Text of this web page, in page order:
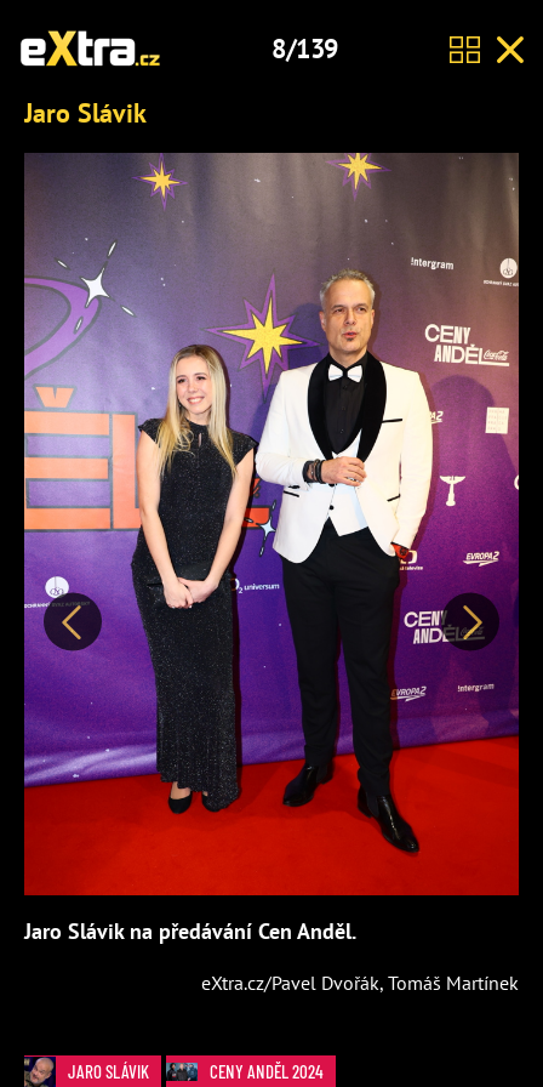
8/139
Jaro Slávik
Předchozí Další
Jaro Slávik na předávání Cen Anděl.
eXtra.cz/Pavel Dvořák, Tomáš Martínek
JARO SLÁVIK CENY ANDĚL 2024